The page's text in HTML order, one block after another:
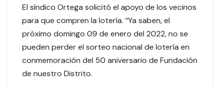
El síndico Ortega solicitó el apoyo de los vecinos
para que compren la lotería. ‘‘Ya saben, el
próximo domingo 09 de enero del 2022, no se
pueden perder el sorteo nacional de lotería en
conmemoración del 50 aniversario de Fundación
de nuestro Distrito.